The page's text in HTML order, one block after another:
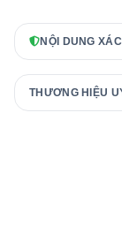
NỘI DUNG
THƯƠNG HIỆU